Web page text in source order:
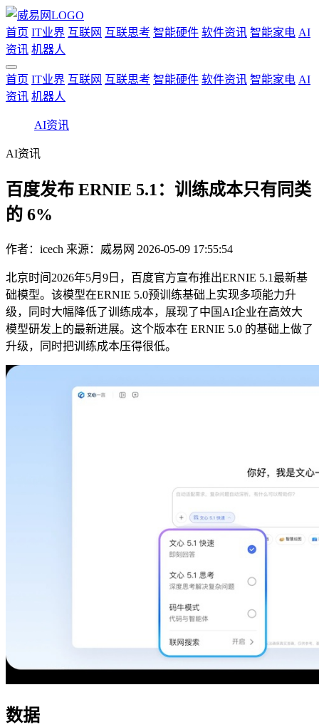
首页 IT业界 互联网 互联思考 智能硬件 软件资讯 智能家电 AI
资讯 机器人
首页 IT业界 互联网 互联思考 智能硬件 软件资讯 智能家电 AI
资讯 机器人
AI资讯
AI资讯
百度发布 ERNIE 5.1：训练成本只有同类
的 6%
作者： icech 来源：威易网 2026-05-09 17:55:54
北京时间2026年5月9日，百度官方宣布推出ERNIE 5.1最新基
础模型。该模型在ERNIE 5.0预训练基础上实现多项能力升
级，同时大幅降低了训练成本，展现了中国AI企业在高效大
模型研发上的最新进展。这个版本在 ERNIE 5.0 的基础上做了
升级，同时把训练成本压得很低。
数据